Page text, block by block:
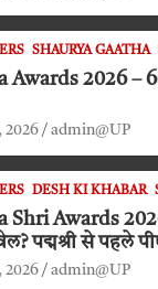
SHAURYA GAATHA
Awards 2026 –
2026 admin@UP
DESH KI KHABAR
Shri Awards
पद्मश्री से पहले
प्रणाम
2026 admin@UP